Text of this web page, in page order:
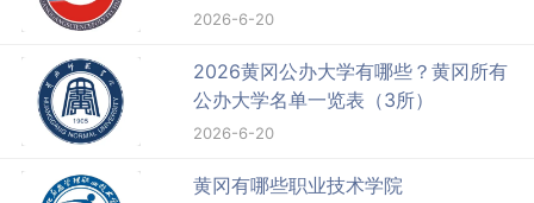
2026-6-20
2026黄冈公办大学有哪些？黄冈所有
公办大学名单一览表（3所）
2026-6-20
黄冈有哪些职业技术学院